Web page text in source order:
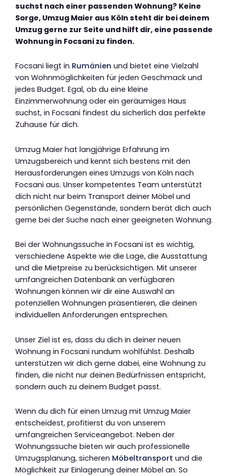
suchst nach einer passenden Wohnung? Keine
Sorge, Umzug Maier aus Köln steht dir bei deinem
Umzug gerne zur Seite und hilft dir, eine passende
Wohnung in Focsani zu finden.
Focsani liegt in Rumänien und bietet eine Vielzahl
von Wohnmöglichkeiten für jeden Geschmack und
jedes Budget. Egal, ob du eine kleine
Einzimmerwohnung oder ein geräumiges Haus
suchst, in Focsani findest du sicherlich das perfekte
Zuhause für dich.
Umzug Maier hat langjährige Erfahrung im
Umzugsbereich und kennt sich bestens mit den
Herausforderungen eines Umzugs von Köln nach
Focsani aus. Unser kompetentes Team unterstützt
dich nicht nur beim Transport deiner Möbel und
persönlichen Gegenstände, sondern berät dich auch
gerne bei der Suche nach einer geeigneten Wohnung.
Bei der Wohnungssuche in Focsani ist es wichtig,
verschiedene Aspekte wie die Lage, die Ausstattung
und die Mietpreise zu berücksichtigen. Mit unserer
umfangreichen Datenbank an verfügbaren
Wohnungen können wir dir eine Auswahl an
potenziellen Wohnungen präsentieren, die deinen
individuellen Anforderungen entsprechen.
Unser Ziel ist es, dass du dich in deiner neuen
Wohnung in Focsani rundum wohlfühlst. Deshalb
unterstützen wir dich gerne dabei, eine Wohnung zu
finden, die nicht nur deinen Bedürfnissen entspricht,
sondern auch zu deinem Budget passt.
Wenn du dich für einen Umzug mit Umzug Maier
entscheidest, profitierst du von unserem
umfangreichen Serviceangebot. Neben der
Wohnungssuche bieten wir auch professionelle
Umzugsplanung, sicheren Möbeltransport und die
Möglichkeit zur Einlagerung deiner Möbel an. So